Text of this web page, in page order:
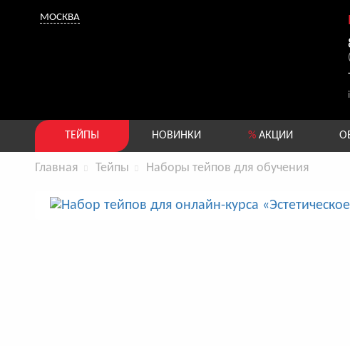
МОСКВА
ТЕЙПЫ НОВИНКИ % АКЦИИ
Главная Тейпы Наборы тейпов для обучения